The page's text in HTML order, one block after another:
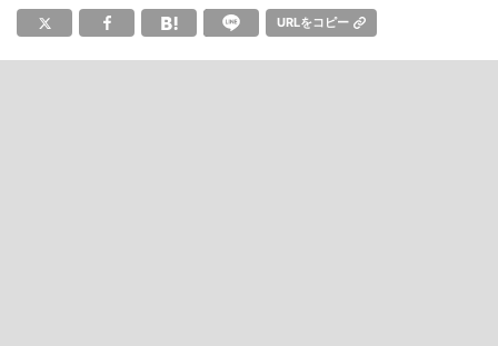
URLをコピー